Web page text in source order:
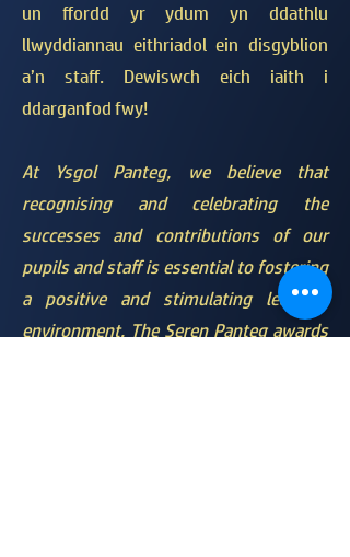
un ffordd yr ydum yn ddathlu
llwyddiannau eithriadol ein disgyblion
a’n staff. Dewiswch eich iaith i
ddarganfod fwy!
​At Ysgol Panteg, we believe that
recognising and celebrating the
successes and contributions of our
pupils and staff is essential to fostering
a positive and stimulating learning
environment. The Seren Panteg awards